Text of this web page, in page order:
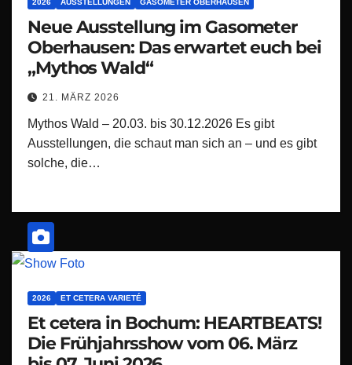
2026 AUSSTELLUNGEN GASOMETER OBERHAUSEN
Neue Ausstellung im Gasometer
Oberhausen: Das erwartet euch bei
„Mythos Wald“
21. MÄRZ 2026
Mythos Wald – 20.03. bis 30.12.2026 Es gibt
Ausstellungen, die schaut man sich an – und es gibt
solche, die…
2026 ET CETERA VARIETÉ
Et cetera in Bochum: HEARTBEATS!
Die Frühjahrsshow vom 06. März